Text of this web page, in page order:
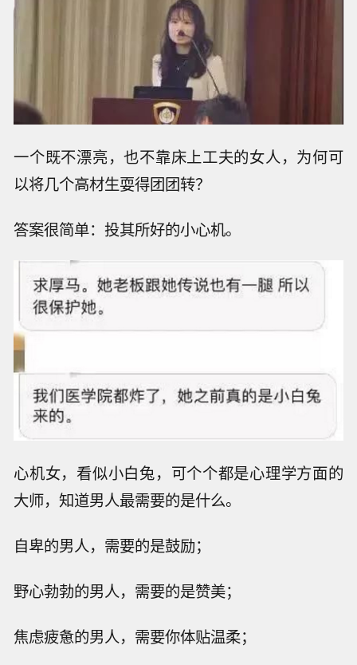
一个既不漂亮，也不靠床上工夫的女人，为何可
以将几个高材生耍得团团转？
答案很简单：投其所好的小心机。
心机女，看似小白兔，可个个都是心理学方面的
大师，知道男人最需要的是什么。
自卑的男人，需要的是鼓励；
野心勃勃的男人，需要的是赞美；
焦虑疲惫的男人，需要你体贴温柔；